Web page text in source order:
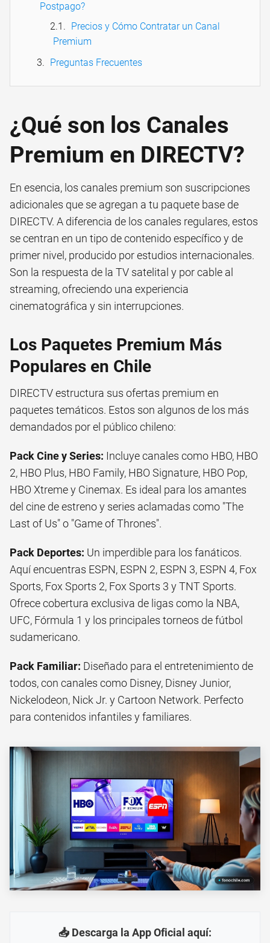
Postpago?
Precios y Cómo Contratar un Canal
Premium
Preguntas Frecuentes
¿Qué son los Canales
Premium en DIRECTV?
En esencia, los canales premium son suscripciones
adicionales que se agregan a tu paquete base de
DIRECTV. A diferencia de los canales regulares, estos
se centran en un tipo de contenido específico y de
primer nivel, producido por estudios internacionales.
Son la respuesta de la TV satelital y por cable al
streaming, ofreciendo una experiencia
cinematográfica y sin interrupciones.
Los Paquetes Premium Más
Populares en Chile
DIRECTV estructura sus ofertas premium en
paquetes temáticos. Estos son algunos de los más
demandados por el público chileno:
Pack Cine y Series: Incluye canales como HBO, HBO
2, HBO Plus, HBO Family, HBO Signature, HBO Pop,
HBO Xtreme y Cinemax. Es ideal para los amantes
del cine de estreno y series aclamadas como "The
Last of Us" o "Game of Thrones".
Pack Deportes: Un imperdible para los fanáticos.
Aquí encuentras ESPN, ESPN 2, ESPN 3, ESPN 4, Fox
Sports, Fox Sports 2, Fox Sports 3 y TNT Sports.
Ofrece cobertura exclusiva de ligas como la NBA,
UFC, Fórmula 1 y los principales torneos de fútbol
sudamericano.
Pack Familiar: Diseñado para el entretenimiento de
todos, con canales como Disney, Disney Junior,
Nickelodeon, Nick Jr. y Cartoon Network. Perfecto
para contenidos infantiles y familiares.
📥 Descarga la App Oficial aquí: